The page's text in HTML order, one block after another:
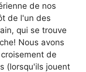
de nos
de l'un des
qui se trouve
Nous avons
de
(lorsqu'ils jouent